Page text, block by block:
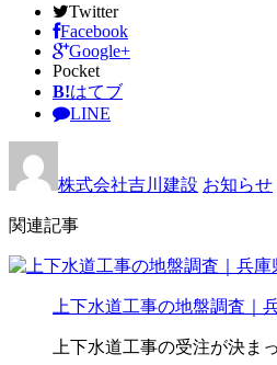
Twitter
Facebook
Google+
Pocket
B!はてブ
LINE
株式会社吉川建設 お知らせ
関連記事
上下水道工事の地盤調査｜
上下水道工事の受注が決